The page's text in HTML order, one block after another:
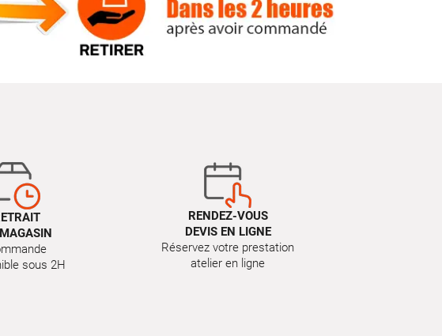
sous 2H
RENDEZ-VOUS
DEVIS EN LIGNE
Réservez votre prestation
atelier en ligne